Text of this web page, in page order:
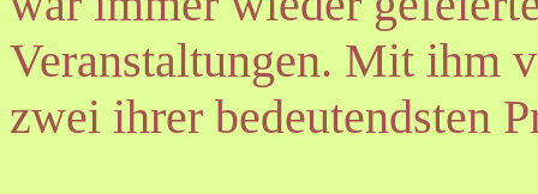
Veranstaltungen. Mit ihm
zwei ihrer bedeutendsten